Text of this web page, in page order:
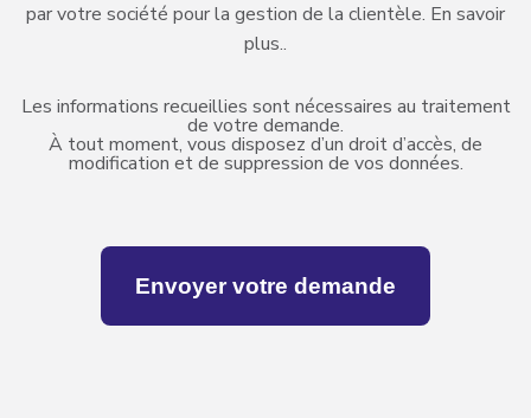
par votre société pour la gestion de la clientèle. En savoir
plus..
Les informations recueillies sont nécessaires au traitement
de votre demande.
À tout moment, vous disposez d’un droit d’accès, de
modification et de suppression de vos données.